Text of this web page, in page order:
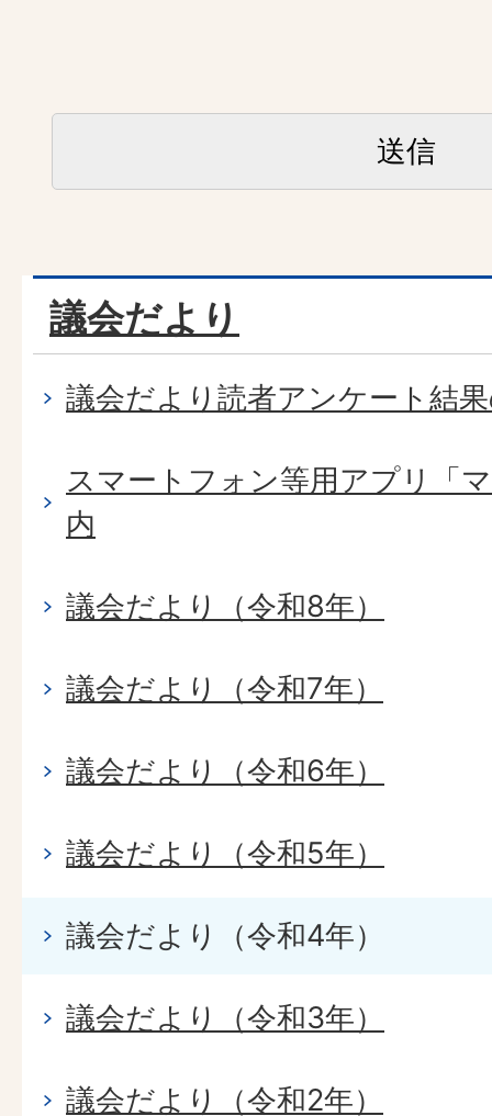
議会だより
議会だより読者アンケート結
スマートフォン等用アプリ「
内
議会だより（令和8年）
議会だより（令和7年）
議会だより（令和6年）
議会だより（令和5年）
議会だより（令和4年）
議会だより（令和3年）
議会だより（令和2年）